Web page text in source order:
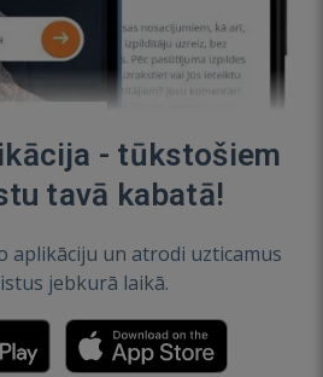
- tūkstošiem
tavā kabatā!
aplikāciju un atrodi uzticamus
jebkurā laikā.